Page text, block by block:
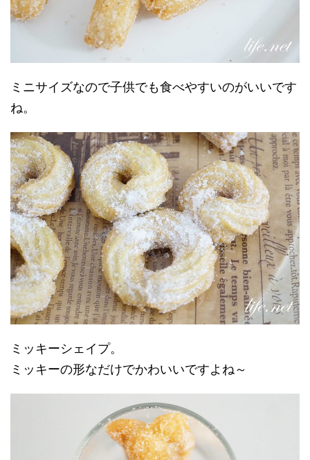
ミニサイズなので子供でも食べやすいのがいいです
ね。
ミッキーシェイプ。
ミッキーの形なだけでかわいいですよね～